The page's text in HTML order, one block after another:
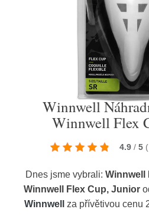
Winnwell
Winnwell Flex
4.9 / 5 (
Dnes jsme vybrali: Winnwell
Winnwell Flex Cup, Junior
Winnwell
za přívětivou cenu